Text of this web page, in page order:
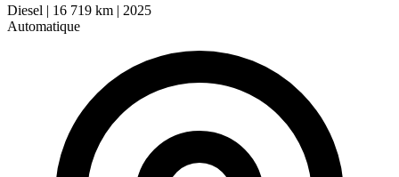
Diesel | 16 719 km | 2025
Automatique